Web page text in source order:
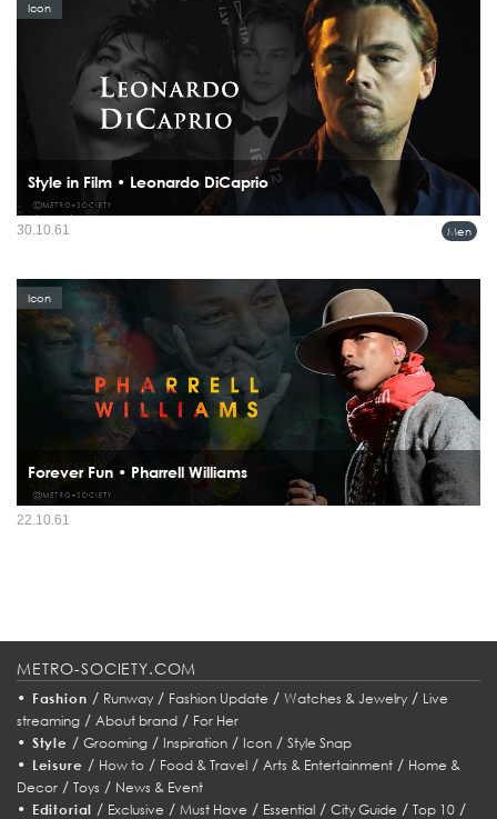
Style in Film • Leonardo DiCaprio
เมื่อเอ่ยชื่อของ Leonardo DiCaprio จะมีใครไม่รู้จัก! เรารู้จักเขามานาน...นานมาก กับ
Icon
Men
30.10.61
Forever Fun • Pharrell Williams
Pharrell Williams แรปเปอร์คนดังคนนี้ ไม่ได้มีดีแค่ผลงานเพลงอย่างเดียว หลายคนอาจ
Icon
22.10.61
METRO-SOCIETY.COM
• Fashion / Runway/ Fashion Update / Watches & Jewelry/ Live
streaming / About brand / For Her
• Style / Grooming/ Inspiration/ Icon/ Style Snap
• Leisure / How to/ Food & Travel/ Arts & Entertainment/ Home &
Decor / Toys / News & Event
• Editorial / Exclusive /Must Have / Essential /City Guide /Top 10 /